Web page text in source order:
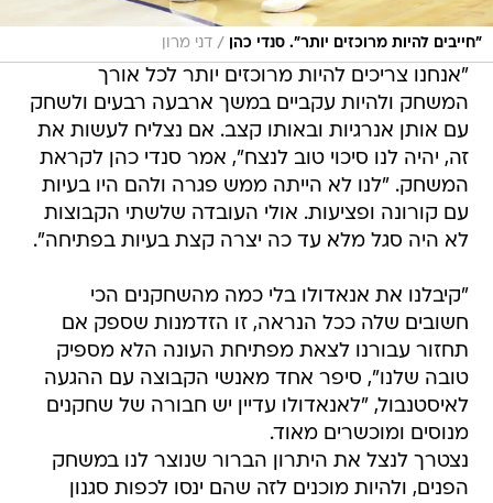
"חייבים להיות מרוכזים יותר". סנדי כהן / דני מרון
"אנחנו צריכים להיות מרוכזים יותר לכל אורך
המשחק ולהיות עקביים במשך ארבעה רבעים ולשחק
עם אותן אנרגיות ובאותו קצב. אם נצליח לעשות את
זה, יהיה לנו סיכוי טוב לנצח", אמר סנדי כהן לקראת
המשחק. "לנו לא הייתה ממש פגרה ולהם היו בעיות
עם קורונה ופציעות. אולי העובדה שלשתי הקבוצות
לא היה סגל מלא עד כה יצרה קצת בעיות בפתיחה".
"קיבלנו את אנאדולו בלי כמה מהשחקנים הכי
חשובים שלה ככל הנראה, זו הזדמנות שספק אם
תחזור עבורנו לצאת מפתיחת העונה הלא מספיק
טובה שלנו", סיפר אחד מאנשי הקבוצה עם ההגעה
לאיסטנבול, "לאנאדולו עדיין יש חבורה של שחקנים
מנוסים ומוכשרים מאוד.
נצטרך לנצל את היתרון הברור שנוצר לנו במשחק
הפנים, ולהיות מוכנים לזה שהם ינסו לכפות סגנון